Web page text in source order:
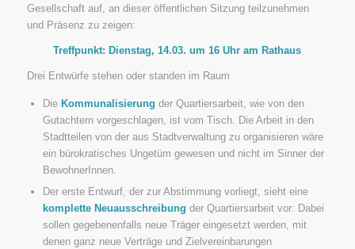
Gesellschaft auf, an dieser öffentlichen Sitzung teilzunehmen
und Präsenz zu zeigen:
Treffpunkt: Dienstag, 14.03. um 16 Uhr am Rathaus
Drei Entwürfe stehen oder standen im Raum
DieKommunalisierung der Quartiersarbeit, wie von den
Gutachtern vorgeschlagen, ist vom Tisch. Die Arbeit in den
Stadtteilen von der aus Stadtverwaltung zu organisieren wäre
ein bürokratisches Ungetüm gewesen und nicht im Sinner der
BewohnerInnen.
Der erste Entwurf, der zur Abstimmung vorliegt, sieht eine
komplette Neuausschreibung der Quartiersarbeit vor: Dabei
sollen gegebenenfalls neue Träger eingesetzt werden, mit
denen ganz neue Verträge und Zielvereinbarungen